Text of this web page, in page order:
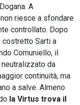
A
riesce a sfondare
controllato. Dopo
costretto Sarti a
Comuniello, il
da
continuità, ma
a salve. Almeno
la Virtus trova il